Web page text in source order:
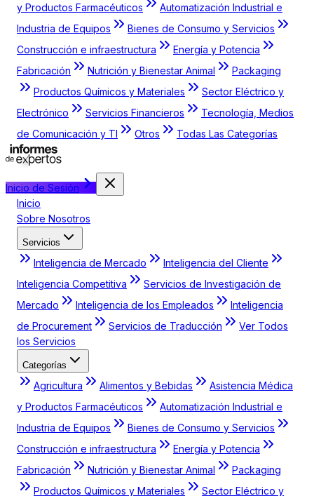
y Productos Farmacéuticos
Automatización Industrial e
Industria de Equipos
Bienes de Consumo y Servicios
Construcción e infraestructura
Energía y Potencia
Fabricación
Nutrición y Bienestar Animal
Packaging
Productos Químicos y Materiales
Sector Eléctrico y
Electrónico
Servicios Financieros
Tecnología, Medios
de Comunicación y TI
Otros Todas Las Categorías
Inicio de Sesión
Inicio
Sobre Nosotros
Servicios
Inteligencia de Mercado
Inteligencia del Cliente
Inteligencia Competitiva
Servicios de Investigación de
Mercado
Inteligencia de los Empleados
Inteligencia
de Procurement
Servicios de Traducción
Ver Todos
los Servicios
Categorías
Agricultura Alimentos y Bebidas
Asistencia Médica
y Productos Farmacéuticos
Automatización Industrial e
Industria de Equipos
Bienes de Consumo y Servicios
Construcción e infraestructura
Energía y Potencia
Fabricación
Nutrición y Bienestar Animal
Packaging
Productos Químicos y Materiales
Sector Eléctrico y